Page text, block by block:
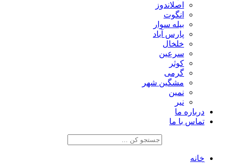
اصلاندوز
انگوت
بیله سوار
پارس آباد
خلخال
سرعین
کوثر
گرمی
مشگین شهر
نمین
نیر
درباره ما
تماس با ما
خانه